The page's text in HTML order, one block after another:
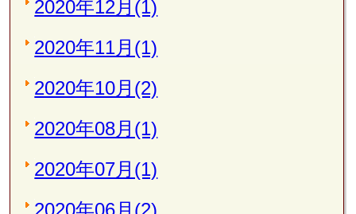
2020年12月(1)
2020年11月(1)
2020年10月(2)
2020年08月(1)
2020年07月(1)
2020年06月(2)